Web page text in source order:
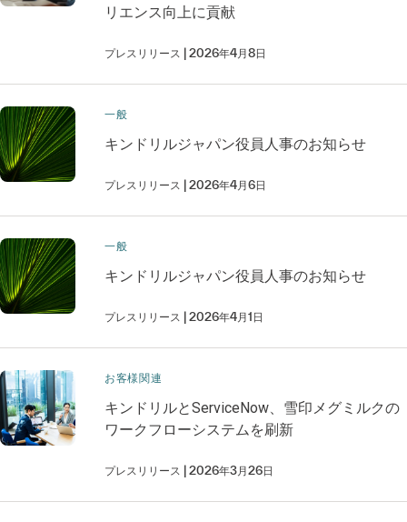
リエンス向上に貢献
プレスリリース 2026年4月8日
一般
キンドリルジャパン役員人事のお知らせ
プレスリリース 2026年4月6日
一般
キンドリルジャパン役員人事のお知らせ
プレスリリース 2026年4月1日
お客様関連
キンドリルとServiceNow、雪印メグミルクの
ワークフローシステムを刷新
プレスリリース 2026年3月26日